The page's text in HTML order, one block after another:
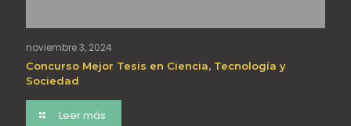
noviembre 3, 2024
Concurso Mejor Tesis en Ciencia, Tecnología y
Sociedad
Leer más